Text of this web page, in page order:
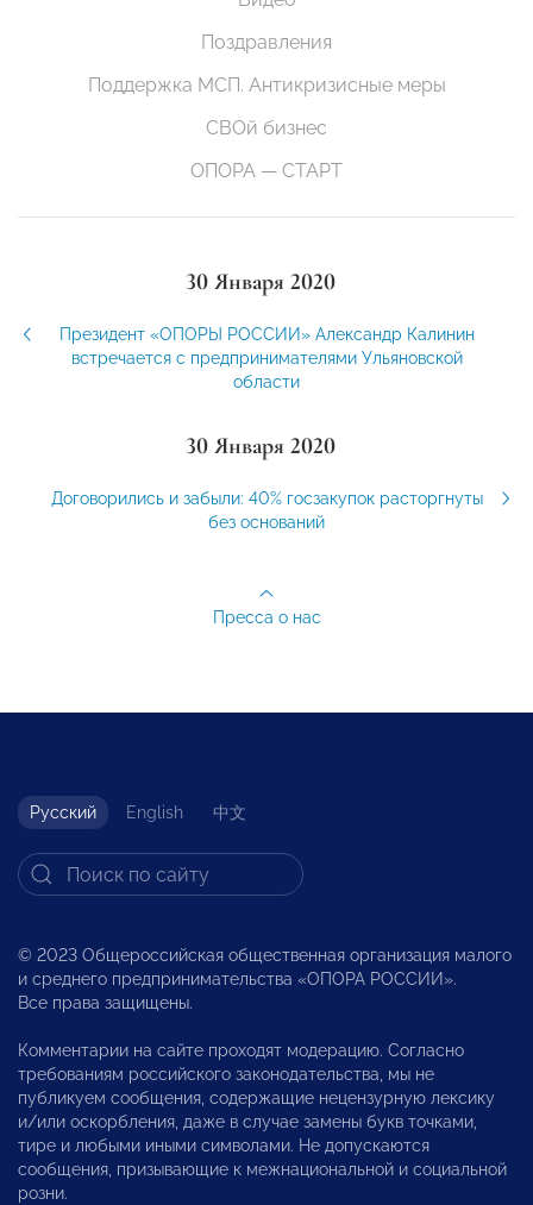
Поздравления
Поддержка МСП. Антикризисные меры
СВОй бизнес
ОПОРА — СТАРТ
30 Января 2020
Президент «ОПОРЫ РОССИИ» Александр Калинин
встречается с предпринимателями Ульяновской
области
30 Января 2020
Договорились и забыли: 40% госзакупок расторгнуты
без оснований
Пресса о нас
Русский English 中文
© 2023 Общероссийская общественная организация малого
и среднего предпринимательства «ОПОРА РОССИИ».
Все права защищены.
Комментарии на сайте проходят модерацию. Согласно
требованиям российского законодательства, мы не
публикуем сообщения, содержащие нецензурную лексику
и/или оскорбления, даже в случае замены букв точками,
тире и любыми иными символами. Не допускаются
сообщения, призывающие к межнациональной и социальной
розни.